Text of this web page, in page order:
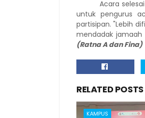
Acara
untuk pengurus
partisipan. "Lebih
mendadak jamaah
(Ratna A dan Fina)
RELATED POSTS
KAMPUS